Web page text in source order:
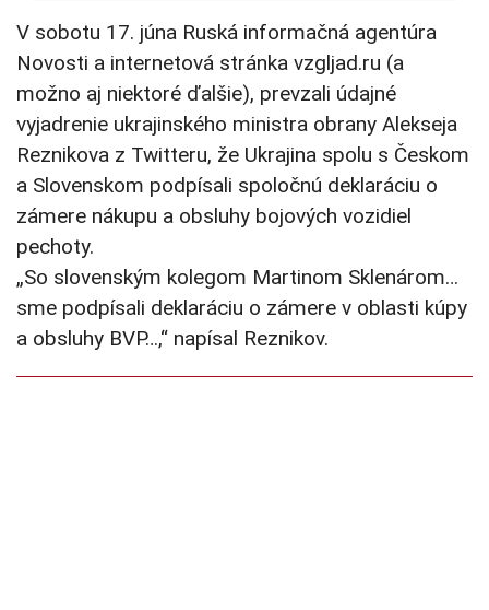
V sobotu 17. júna Ruská informačná agentúra
Novosti a internetová stránka vzgljad.ru (a
možno aj niektoré ďalšie), prevzali údajné
vyjadrenie ukrajinského ministra obrany Alekseja
Reznikova z Twitteru, že Ukrajina spolu s Českom
a Slovenskom podpísali spoločnú deklaráciu o
zámere nákupu a obsluhy bojových vozidiel
pechoty.
„So slovenským kolegom Martinom Sklenárom…
sme podpísali deklaráciu o zámere v oblasti kúpy
a obsluhy BVP…,“ napísal Reznikov.